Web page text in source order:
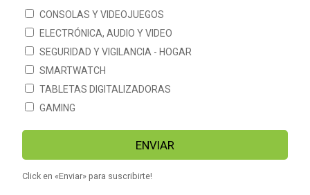
Portátil Recargable 3 en 1
$16.390
Slim2 Pelo Mascotas Trapea
App Wifi
$34.029
CONSOLAS Y VIDEOJUEGOS
ELECTRÓNICA, AUDIO Y VIDEO
SEGURIDAD Y VIGILANCIA - HOGAR
SMARTWATCH
TABLETAS DIGITALIZADORAS
GAMING
ENVIAR
Click en «Enviar» para suscribirte!